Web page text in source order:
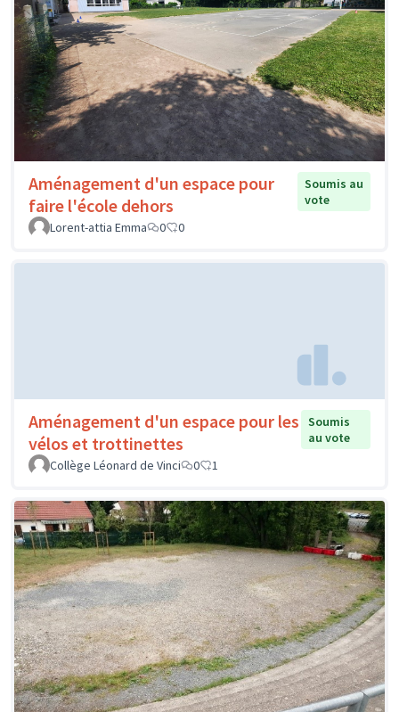
Aménagement d'un espace pour
faire l'école dehors
Soumis au
vote
Lorent-attia Emma
0 0
Aménagement d'un espace pour les
vélos et trottinettes
Soumis
au vote
Collège Léonard de Vinci
0 1